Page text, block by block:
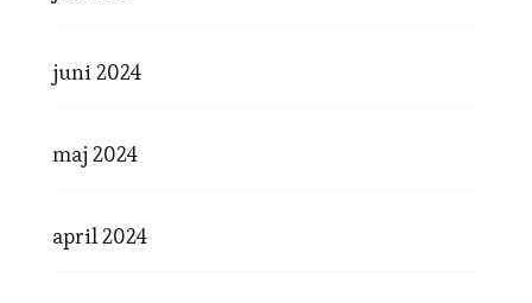
juni 2024
maj 2024
april 2024